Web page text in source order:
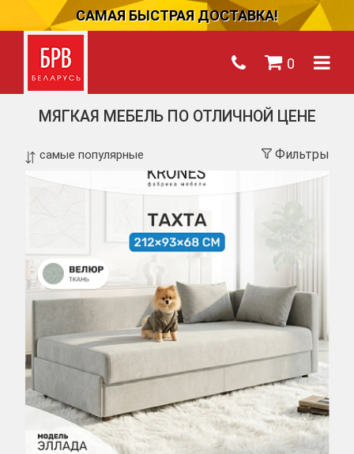
САМАЯ БЫСТРАЯ ДОСТАВКА!
0
МЯГКАЯ МЕБЕЛЬ ПО ОТЛИЧНОЙ ЦЕНЕ
Фильтры